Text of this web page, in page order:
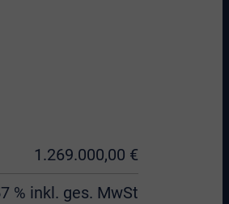
1.269.000,00 €
% inkl. ges. MwSt